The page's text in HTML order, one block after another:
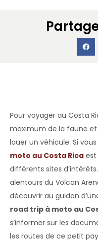
Pour voyager au Costa
maximum de la faune et
louer un véhicule. Si
moto au Costa Rica est
différents sites
alentours du Volcan
découvrir au guidon
road trip à moto au
s’informer sur les
les routes de ce petit